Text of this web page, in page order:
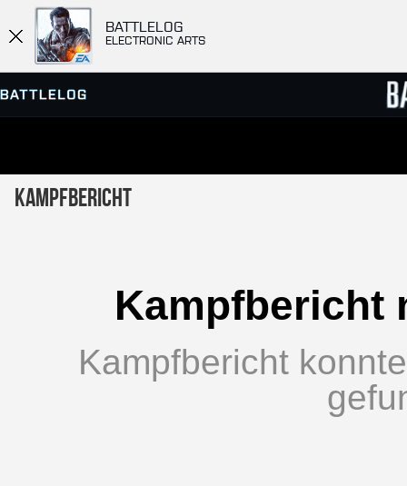
BATTLELOG
ELECTRONIC ARTS
SERVER-BROWSER
Kampfbericht
Kampfbericht
Kampfbericht